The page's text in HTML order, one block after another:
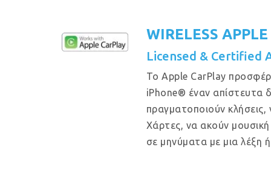
WIRELESS
Licensed & Certified
Το Apple CarPlay
iPhone® έναν απίστευτα
πραγματοποιούν
Χάρτες, να ακούν
σε μηνύματα με μια λέξη